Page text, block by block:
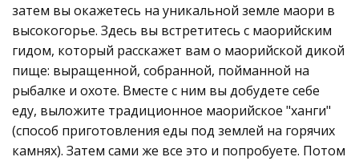
затем вы окажетесь на уникальной земле маори в
высокогорье. Здесь вы встретитесь с маорийским
гидом, который расскажет вам о маорийской дикой
пище: выращенной, собранной, пойманной на
рыбалке и охоте. Вместе с ним вы добудете себе
еду, выложите традиционное маорийское "ханги"
(способ приготовления еды под землей на горячих
камнях). Затем сами же все это и попробуете. Потом